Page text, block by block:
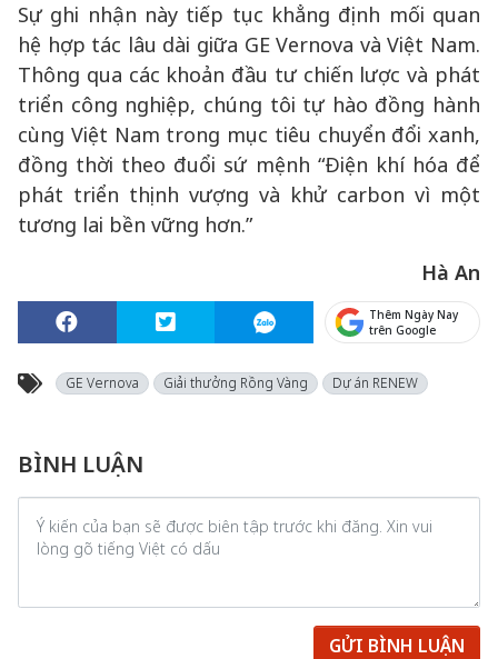
Sự ghi nhận này tiếp tục khẳng định mối quan
hệ hợp tác lâu dài giữa GE Vernova và Việt Nam.
Thông qua các khoản đầu tư chiến lược và phát
triển công nghiệp, chúng tôi tự hào đồng hành
cùng Việt Nam trong mục tiêu chuyển đổi xanh,
đồng thời theo đuổi sứ mệnh “Điện khí hóa để
phát triển thịnh vượng và khử carbon vì một
tương lai bền vững hơn.”
Hà An
Thêm Ngày Nay
trên Google
GE Vernova Giải thưởng Rồng Vàng Dự án RENEW
BÌNH LUẬN
GỬI BÌNH LUẬN